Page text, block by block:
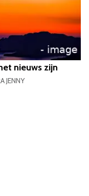
nieuws zijn
JENNY